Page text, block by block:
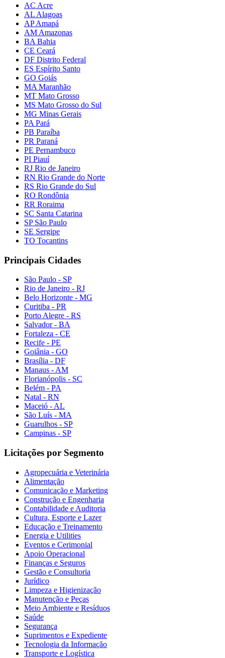
AC Acre
AL Alagoas
AP Amapá
AM Amazonas
BA Bahia
CE Ceará
DF Distrito Federal
ES Espírito Santo
GO Goiás
MA Maranhão
MT Mato Grosso
MS Mato Grosso do Sul
MG Minas Gerais
PA Pará
PB Paraíba
PR Paraná
PE Pernambuco
PI Piauí
RJ Rio de Janeiro
RN Rio Grande do Norte
RS Rio Grande do Sul
RO Rondônia
RR Roraima
SC Santa Catarina
SP São Paulo
SE Sergipe
TO Tocantins
Principais Cidades
São Paulo - SP
Rio de Janeiro - RJ
Belo Horizonte - MG
Curitiba - PR
Porto Alegre - RS
Salvador - BA
Fortaleza - CE
Recife - PE
Goiânia - GO
Brasília - DF
Manaus - AM
Florianópolis - SC
Belém - PA
Natal - RN
Maceió - AL
São Luís - MA
Guarulhos - SP
Campinas - SP
Licitações por Segmento
Agropecuária e Veterinária
Alimentação
Comunicação e Marketing
Construção e Engenharia
Contabilidade e Auditoria
Cultura, Esporte e Lazer
Educação e Treinamento
Energia e Utilities
Eventos e Cerimonial
Apoio Operacional
Finanças e Seguros
Gestão e Consultoria
Jurídico
Limpeza e Higienização
Manutenção e Peças
Meio Ambiente e Resíduos
Saúde
Segurança
Suprimentos e Expediente
Tecnologia da Informação
Transporte e Logística